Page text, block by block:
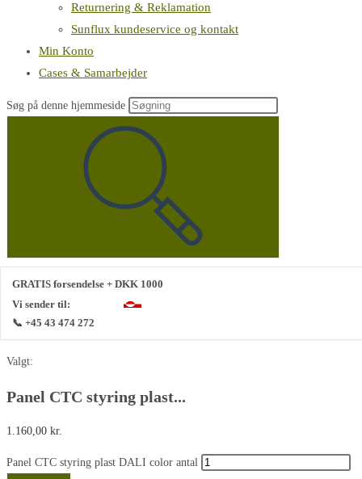
Returnering & Reklamation
Sunflux kundeservice og kontakt
Min Konto
Cases & Samarbejder
Søg på denne hjemmeside
GRATIS forsendelse + DKK 1000
Vi sender til:
📞 +45 43 474 272
Valgt:
Panel CTC styring plast...
1.160,00 kr.
Panel CTC styring plast DALI color antal